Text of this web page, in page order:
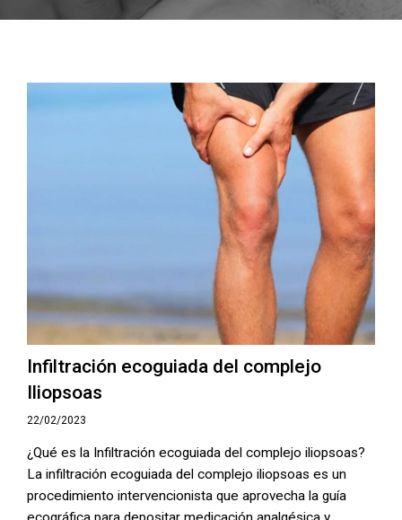
Infiltración ecoguiada del complejo
Iliopsoas
22/02/2023
¿Qué es la Infiltración ecoguiada del complejo iliopsoas?
La infiltración ecoguiada del complejo iliopsoas es un
procedimiento intervencionista que aprovecha la guía